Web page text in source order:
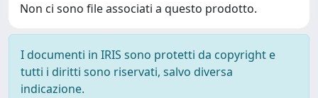
Non ci sono file associati a questo prodotto.
I documenti in IRIS sono protetti da copyright e
tutti i diritti sono riservati, salvo diversa
indicazione.